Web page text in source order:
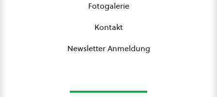
Fotogalerie
Kontakt
Newsletter Anmeldung